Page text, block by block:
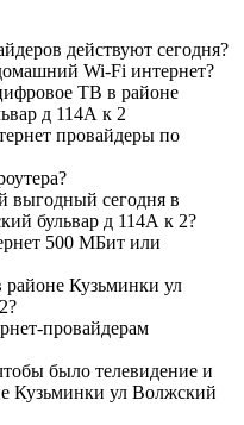
действуют сегодня?
Wi-Fi интернет?
ТВ в районе
д 114А к 2
провайдеры по
выгодный сегодня в
бульвар д 114А к 2?
500 МБит или
районе Кузьминки ул
провайдерам
было телевидение и
Кузьминки ул Волжский